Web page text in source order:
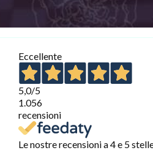
Eccellente
5,0/5
1.056
recensioni
Le nostre recensioni a 4 e 5